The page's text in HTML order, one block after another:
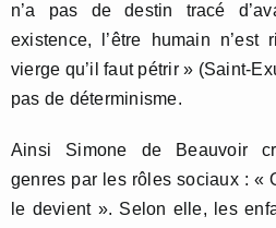
n’a pas de destin tracé
existence, l’être humain n’est
vierge qu’il faut pétrir » (Saint-
pas de déterminisme.
Ainsi Simone de Beauvoir
genres par les rôles sociaux : «
le devient ». Selon elle, les